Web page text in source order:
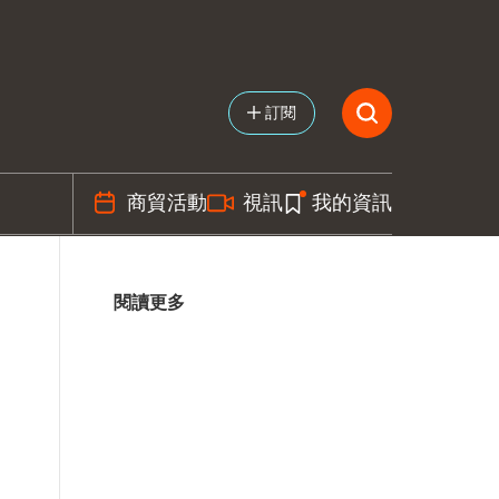
訂閱
商貿活動 視訊 我的資訊
閱讀更多